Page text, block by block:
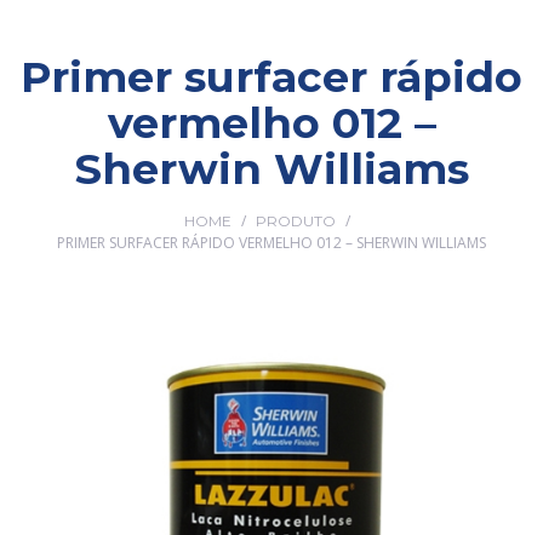
Primer surfacer rápido
vermelho 012 –
Sherwin Williams
HOME / PRODUTO /
PRIMER SURFACER RÁPIDO VERMELHO 012 – SHERWIN WILLIAMS